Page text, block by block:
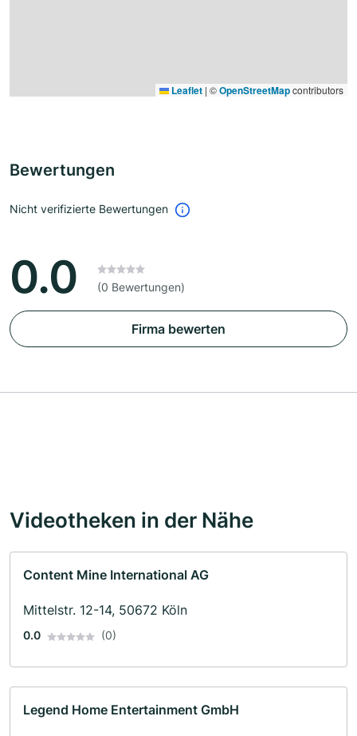
Leaflet | ©OpenStreetMapcontributors
Bewertungen
Nicht verifizierte Bewertungen
0.0 (0 Bewertungen)
Firma bewerten
Videotheken in der Nähe
Content Mine International AG
Mittelstr. 12-14, 50672 Köln
0.0 (0)
Legend Home Entertainment GmbH